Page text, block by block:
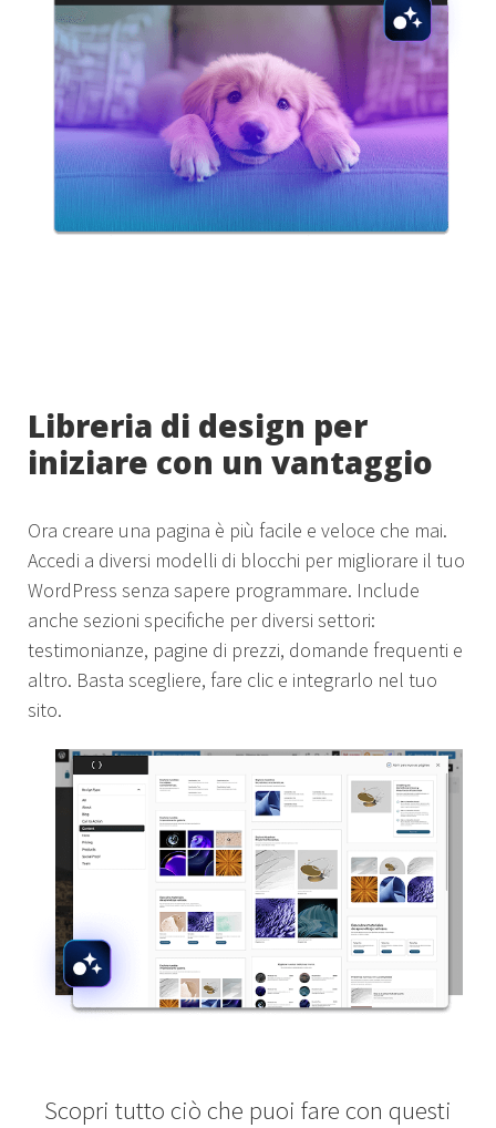
Libreria di design per
iniziare con un vantaggio
Ora creare una pagina è più facile e veloce che mai.
Accedi a diversi modelli di blocchi per migliorare il tuo
WordPress senza sapere programmare. Include
anche sezioni specifiche per diversi settori:
testimonianze, pagine di prezzi, domande frequenti e
altro. Basta scegliere, fare clic e integrarlo nel tuo
sito.
Scopri tutto ciò che puoi fare con questi